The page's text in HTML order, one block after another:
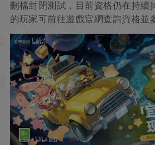
刪檔封閉測試，目前資格仍在持續
的玩家可前往遊戲官網查詢資格並